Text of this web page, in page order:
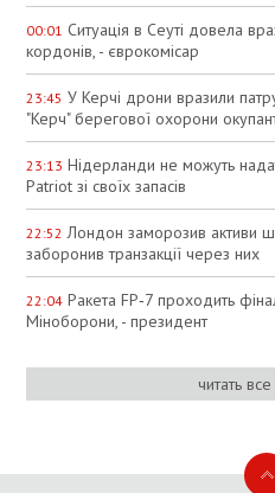
00:01 Ситуація в Сеуті довела
кордонів, - єврокомісар
23:45 У Керчі дрони вразили
"Керч" берегової охорони
23:13 Нідерланди не можуть
Patriot зі своїх запасів
22:52 Лондон заморозив активи
заборонив транзакції через них
22:04 Ракета FP‑7 проходить
Міноборони, - президент
читать